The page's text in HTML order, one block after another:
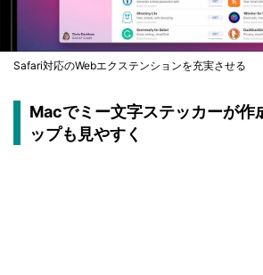
Safari対応のWebエクステンションを充実させる
Macでミー文字ステッカーが作
ップも見やすく